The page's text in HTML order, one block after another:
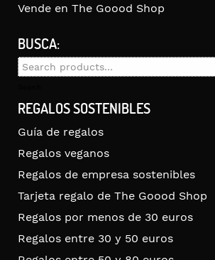
Vende en The Goood Shop
BUSCA:
Search
REGALOS SOSTENIBLES
Guía de regalos
Regalos veganos
Regalos de empresa sostenibles
Tarjeta regalo de The Goood Shop
Regalos por menos de 30 euros
Regalos entre 30 y 50 euros